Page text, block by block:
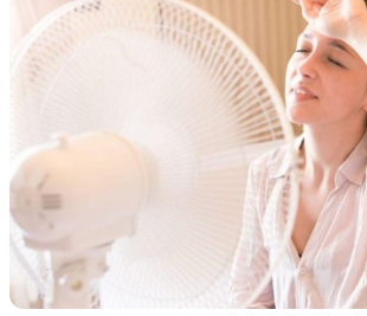
Sveikata ir grožis
Karjera
Tvari mada
Naudojimo
Privatumo
Reklamos
Slapukų
Apie mus
Autoriai